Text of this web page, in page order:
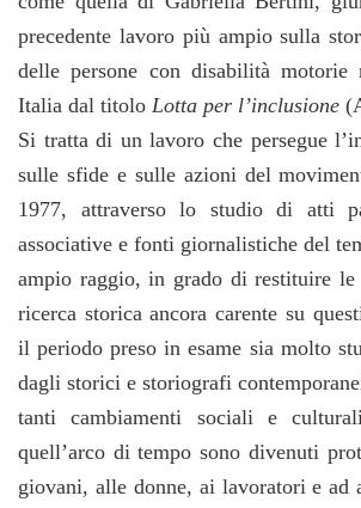
precedente lavoro più ampio sulla
delle persone con disabilità
Italia dal titolo Lotta per l’inclusione
Si tratta di un lavoro che persegue
sulle sfide e sulle azioni del
1977, attraverso lo studio di atti
associative e fonti giornalistiche del
ampio raggio, in grado di restituire le
ricerca storica ancora carente su
il periodo preso in esame sia molto
dagli storici e storiografi
tanti cambiamenti sociali e
quell’arco di tempo sono divenuti
giovani, alle donne, ai lavoratori e